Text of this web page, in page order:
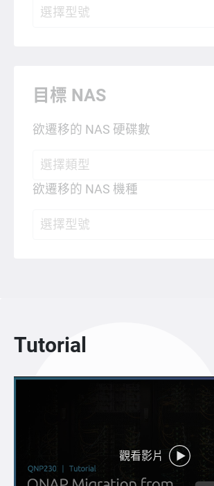
選擇型號
目標 NAS
欲遷移的 NAS 硬碟數
選擇類型
欲遷移的 NAS 機種
選擇型號
Tutorial
觀看影片